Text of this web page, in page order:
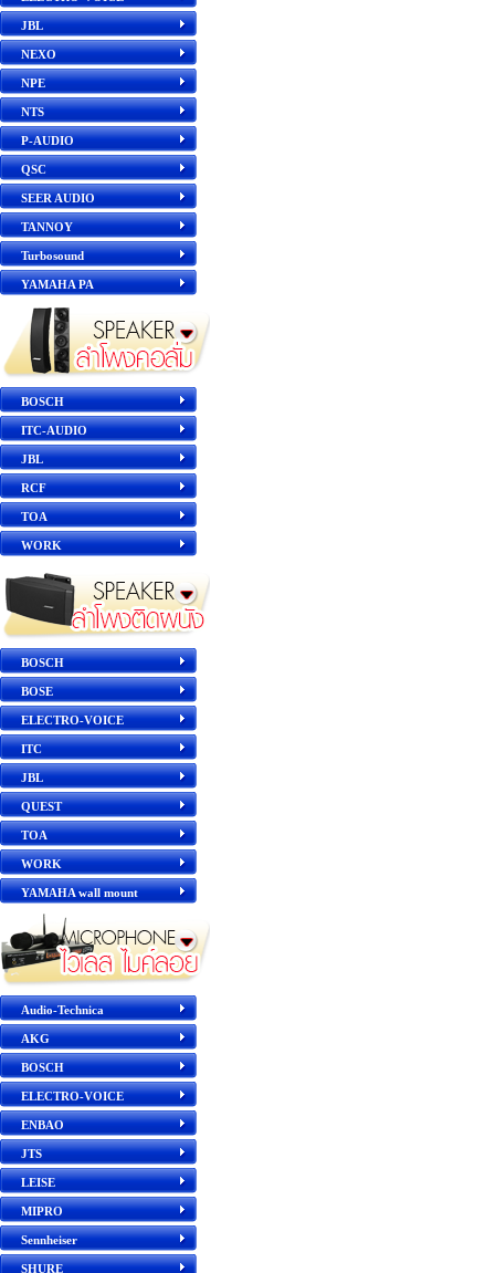
JBL
NEXO
NPE
NTS
P-AUDIO
QSC
SEER AUDIO
TANNOY
Turbosound
YAMAHA PA
BOSCH
ITC-AUDIO
JBL
RCF
TOA
WORK
BOSCH
BOSE
ELECTRO-VOICE
ITC
JBL
QUEST
TOA
WORK
YAMAHA wall mount
Audio-Technica
AKG
BOSCH
ELECTRO-VOICE
ENBAO
JTS
LEISE
MIPRO
Sennheiser
SHURE